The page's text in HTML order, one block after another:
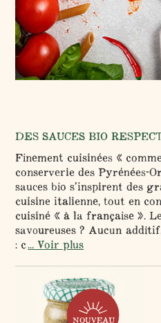
DES SAUCES BIO
Finement cuisinées «
conserverie des Pyrénées-
sauces bio s’inspirent des
cuisine italienne, tout en
cuisiné « à la française ».
savoureuses ? Aucun
: c... Voir plus
NOUVEAU